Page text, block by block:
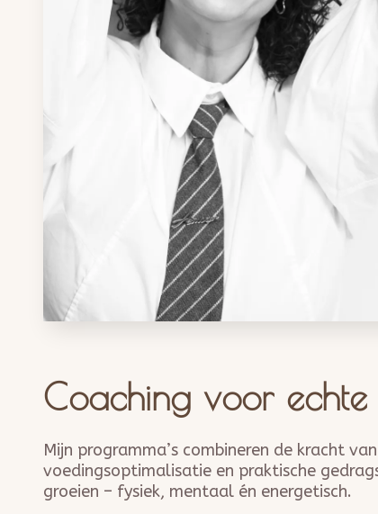
Coaching voor
Mijn programma’s combineren de kracht
voedingsoptimalisatie en praktische
groeien – fysiek, mentaal én energetisch.